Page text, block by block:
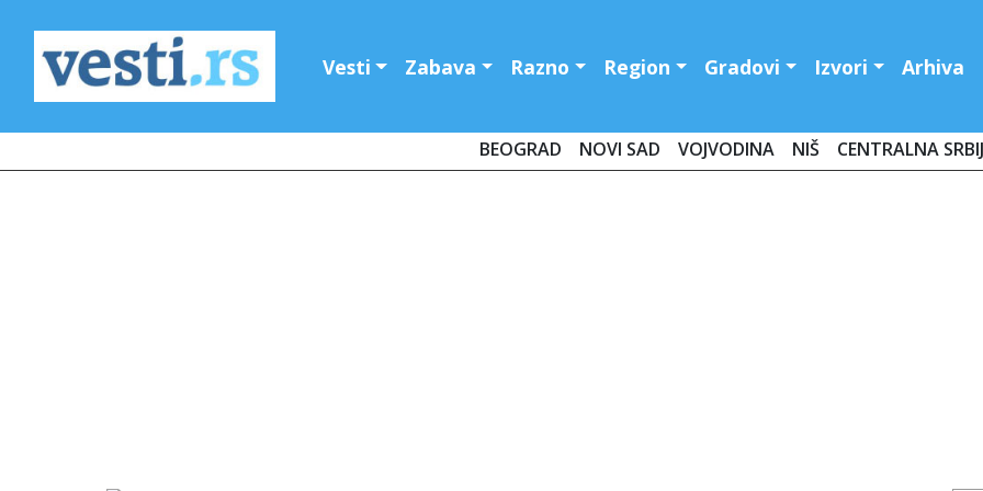
Vesti Zabava Razno Region Gradovi Izvori Arhiva
BEOGRAD NOVI SAD VOJVODINA NIŠ CENTRALNA